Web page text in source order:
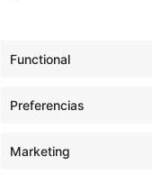
Functional
Preferencias
Marketing